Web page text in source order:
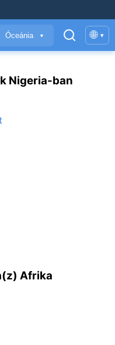
Óceánia ▼ 🌐 ▾
Nigeria-ban
Afrika